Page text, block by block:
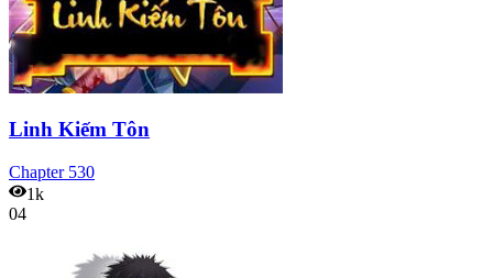
Linh Kiếm Tôn
Chapter 530
1k
04